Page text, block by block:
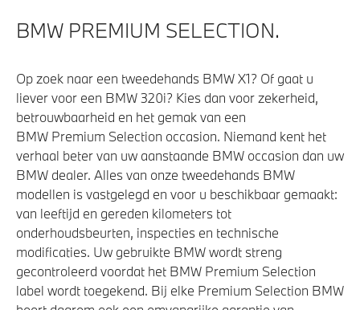
BMW PREMIUM SELECTION.
Op zoek naar een tweedehands BMW X1? Of gaat u
liever voor een BMW 320i? Kies dan voor zekerheid,
betrouwbaarheid en het gemak van een
BMW Premium Selection occasion. Niemand kent het
verhaal beter van uw aanstaande BMW occasion dan uw
BMW dealer. Alles van onze tweedehands BMW
modellen is vastgelegd en voor u beschikbaar gemaakt:
van leeftijd en gereden kilometers tot
onderhoudsbeurten, inspecties en technische
modificaties. Uw gebruikte BMW wordt streng
gecontroleerd voordat het BMW Premium Selection
label wordt toegekend. Bij elke Premium Selection BMW